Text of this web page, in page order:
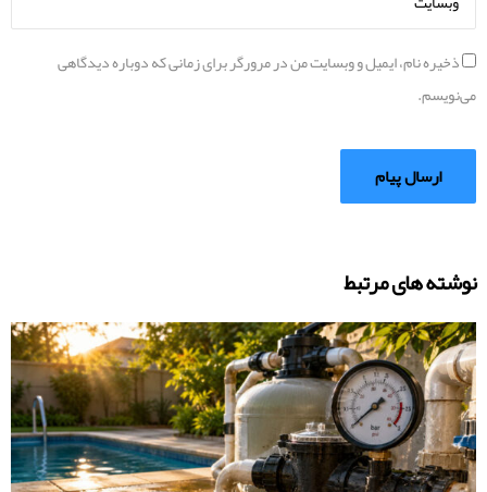
ذخیره نام، ایمیل و وبسایت من در مرورگر برای زمانی که دوباره دیدگاهی
می‌نویسم.
نوشته های مرتبط